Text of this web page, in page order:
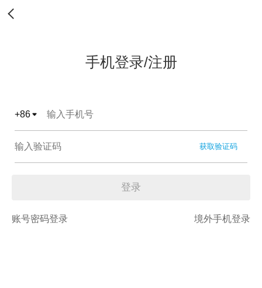
手机登录/注册
+86
获取验证码
登录
账号密码登录 境外手机登录